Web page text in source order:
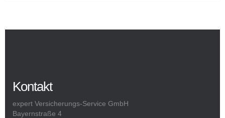
Kontakt
expert Versicherungs-Service GmbH
Bayernstraße 4